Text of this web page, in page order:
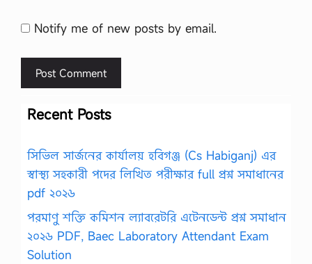
Notify me of new posts by email.
Recent Posts
সিভিল সার্জনের কার্যালয় হবিগঞ্জ (Cs Habiganj) এর
স্বাস্থ্য সহকারী পদের লিখিত পরীক্ষার full প্রশ্ন সমাধানের
pdf ২০২৬
পরমাণু শক্তি কমিশন ল্যাবরেটরি এটেনডেন্ট প্রশ্ন সমাধান
২০২৬ PDF, Baec Laboratory Attendant Exam
Solution